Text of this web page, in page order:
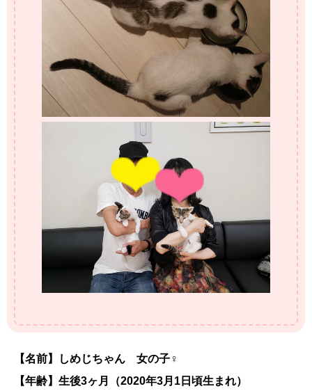
【名前】しめじちゃん 女の子♀
【年齢】生後3ヶ月（2020年3月1日頃生まれ）